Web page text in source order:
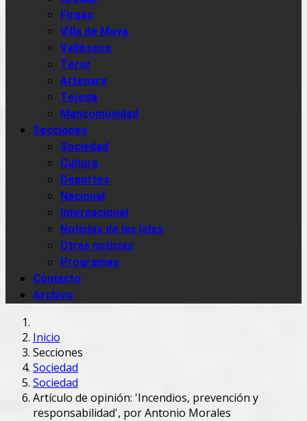
Firgas
Villa de Moya
Valleseco
Teror
Artenara
Tejeda
Mancomunidad
Secciones
Sociedad
Cultura
Deportes
Nacional
Internacional
Noticias de las Islas
Otras noticias
Programas
Contacto
Archivo
Inicio
Secciones
Sociedad
Sociedad
Artículo de opinión: 'Incendios, prevención y
responsabilidad', por Antonio Morales